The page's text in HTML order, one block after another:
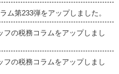
ム第233弾をアップしました。
の税務コラムをアップしまし
の税務コラムをアップしまし